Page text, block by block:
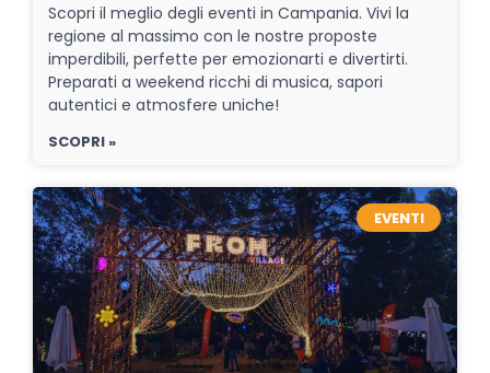
Scopri il meglio degli eventi in Campania. Vivi la
regione al massimo con le nostre proposte
imperdibili, perfette per emozionarti e divertirti.
Preparati a weekend ricchi di musica, sapori
autentici e atmosfere uniche!
SCOPRI »
EVENTI